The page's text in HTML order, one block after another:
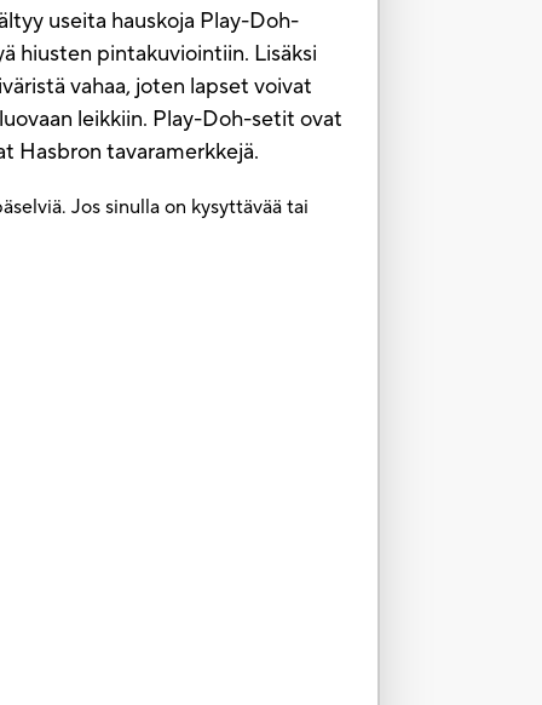
useita hauskoja Play-Doh-
hiusten pintakuviointiin. Lisäksi
vahaa, joten lapset voivat
leikkiin. Play-Doh-setit ovat
Hasbron tavaramerkkejä.
Jos sinulla on kysyttävää tai